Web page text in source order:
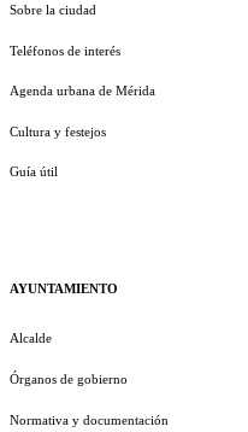
Sobre la ciudad
Teléfonos de interés
Agenda urbana de Mérida
Cultura y festejos
Guía útil
AYUNTAMIENTO
Alcalde
Órganos de gobierno
Normativa y documentación